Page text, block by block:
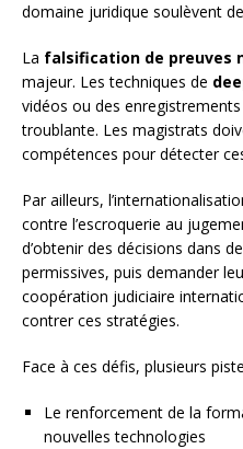
domaine juridique soulèvent
La falsification de preuves
majeur. Les techniques de
vidéos ou des
troublante. Les magistrats
compétences pour détecter
Par ailleurs,
contre l’escroquerie au
d’obtenir des décisions dans
permissives, puis demander
coopération judiciaire
contrer ces stratégies.
Face à ces défis, plusieurs
Le renforcement de la
nouvelles technologies